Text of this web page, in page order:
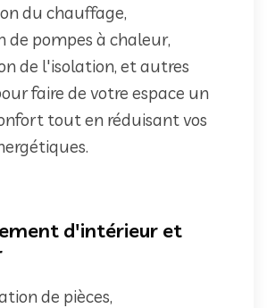
du chauffage,
de pompes à chaleur,
de l'isolation, et autres
faire de votre espace un
tout en réduisant vos
d'intérieur et
de pièces,